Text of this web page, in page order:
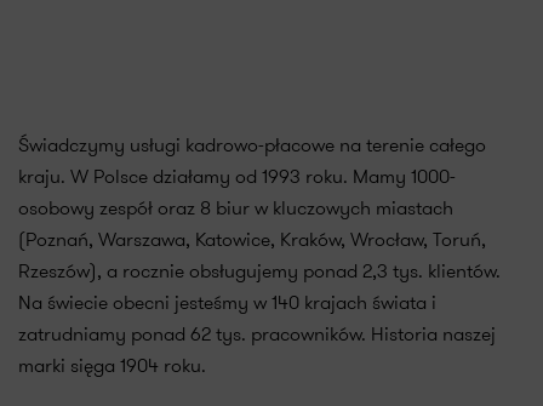
Świadczymy usługi kadrowo-płacowe na terenie całego
kraju. W Polsce działamy od 1993 roku. Mamy 1000-
osobowy zespół oraz 8 biur w kluczowych miastach
(Poznań, Warszawa, Katowice, Kraków, Wrocław, Toruń,
Rzeszów), a rocznie obsługujemy ponad 2,3 tys. klientów.
Na świecie obecni jesteśmy w 140 krajach świata i
zatrudniamy ponad 62 tys. pracowników. Historia naszej
marki sięga 1904 roku.